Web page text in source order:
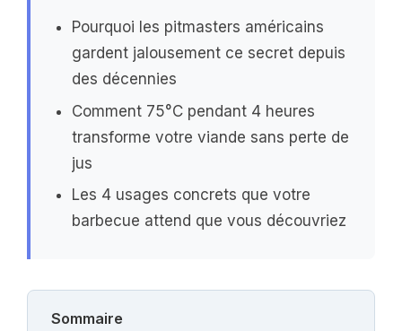
Pourquoi les pitmasters américains
gardent jalousement ce secret depuis
des décennies
Comment 75°C pendant 4 heures
transforme votre viande sans perte de
jus
Les 4 usages concrets que votre
barbecue attend que vous découvriez
Sommaire